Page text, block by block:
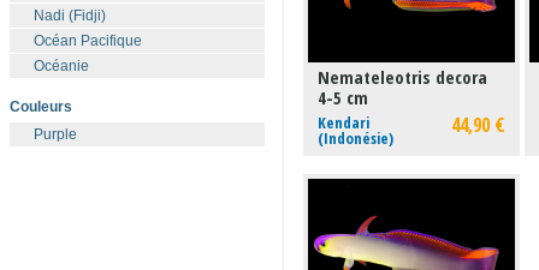
Nemateleotris decora
4-5 cm
Kendari
(Indonésie) 44,90 €
Nadi (Fidji)
Océan Pacifique
Océanie
Couleurs
Purple